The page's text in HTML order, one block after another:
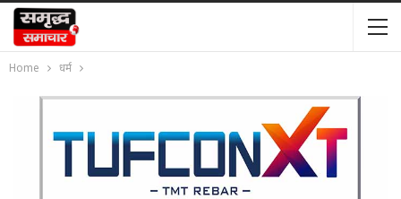
Home धर्म